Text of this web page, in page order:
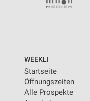
WEEKLI
Startseite
Öffnungszeiten
Alle Prospekte